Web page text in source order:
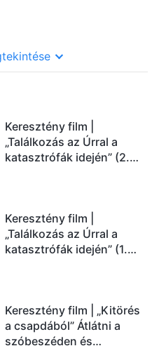
Keresztény film |
„Találkozás az Úrral a
katasztrófák idején” (2.
országába? (Magyar
szinkron)
Keresztény film |
„Találkozás az Úrral a
katasztrófák idején” (1.
Keresztény film | „Kitörés
a csapdából” Átlátni a
szóbeszéden és